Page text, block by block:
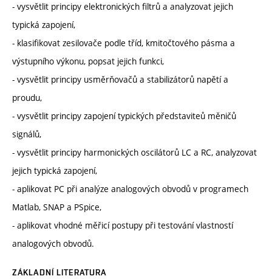
- vysvětlit principy elektronických filtrů a analyzovat jejich
typická zapojení,
- klasifikovat zesilovače podle tříd, kmitočtového pásma a
výstupního výkonu, popsat jejich funkci,
- vysvětlit principy usměrňovačů a stabilizátorů napětí a
proudu,
- vysvětlit principy zapojení typických představiteů měničů
signálů,
- vysvětlit principy harmonických oscilátorů LC a RC, analyzovat
jejich typická zapojení,
- aplikovat PC při analýze analogových obvodů v programech
Matlab, SNAP a PSpice,
- aplikovat vhodné měřicí postupy při testování vlastností
analogových obvodů.
ZÁKLADNÍ LITERATURA